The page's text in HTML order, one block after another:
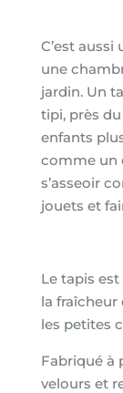
C’est
une
jardin. Un
tipi, près
enfants
comme un
s’asseoir
jouets et
Le tapis
la fraîcheur
les petites
Fabriqué à
velours et